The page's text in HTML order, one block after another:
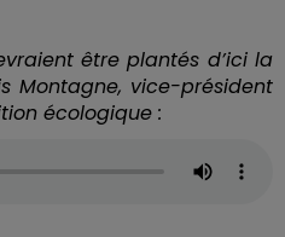
être plantés d’ici la
Montagne, vice-président
écologique :